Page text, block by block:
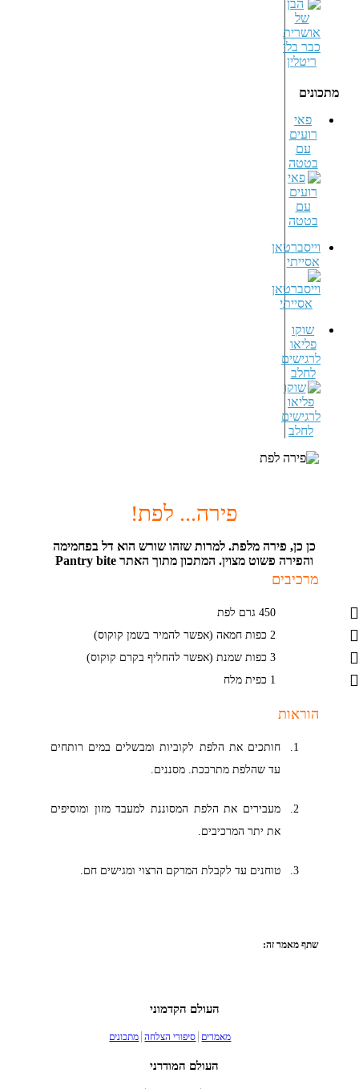
מתכונים
פאי
רועים
עם
בטטה
וייסברטאן
אסייתי
שוקו
פליאו
לרגישים
לחלב
פירה... לפת!
כן כן, פירה מלפת. למרות שזהו שורש הוא דל בפחמימה
והפירה פשוט מצוין. המתכון מתוך האתר Pantry bite
מרכיבים
450 גרם לפת
2 כפות חמאה (אפשר להמיר בשמן קוקוס)
3 כפות שמנת (אפשר להחליף בקרם קוקוס)
1 כפית מלח
הוראות
חותכים את הלפת לקוביות ומבשלים במים רותחים
עד שהלפת מתרככת. מסננים.
מעבירים את הלפת המסוננת למעבד מזון ומוסיפים
את יתר המרכיבים.
טוחנים עד לקבלת המרקם הרצוי ומגישים חם.
שתף מאמר זה:
העולם הקדמוני
מאמרים סיפורי הצלחה מתכונים
העולם המודרני